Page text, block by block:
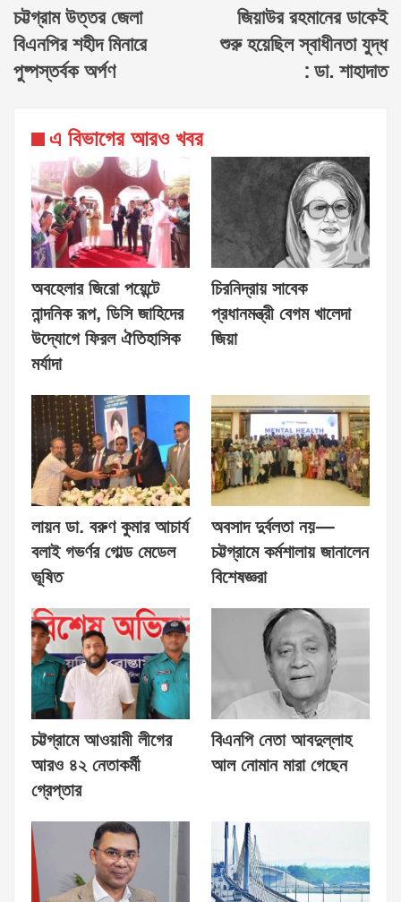
চট্টগ্রাম উত্তর জেলা
বিএনপির শহীদ মিনারে
পুষ্পস্তর্বক অর্পণ
জিয়াউর রহমানের ডাকেই
শুরু হয়েছিল স্বাধীনতা যুদ্ধ
: ডা. শাহাদাত
এ বিভাগের আরও খবর
অবহেলার জিরো পয়েন্টে
নান্দনিক রূপ, ডিসি জাহিদের
উদ্যোগে ফিরল ঐতিহাসিক
মর্যাদা
চিরনিদ্রায় সাবেক
প্রধানমন্ত্রী বেগম খালেদা
জিয়া
লায়ন ডা. বরুণ কুমার আচার্য
বলাই গভর্ণর গোল্ড মেডেল
ভূষিত
অবসাদ দুর্বলতা নয়—
চট্টগ্রামে কর্মশালায় জানালেন
বিশেষজ্ঞরা
চট্টগ্রামে আওয়ামী লীগের
আরও ৪২ নেতাকর্মী
গ্রেপ্তার
বিএনপি নেতা আবদুল্লাহ
আল নোমান মারা গেছেন